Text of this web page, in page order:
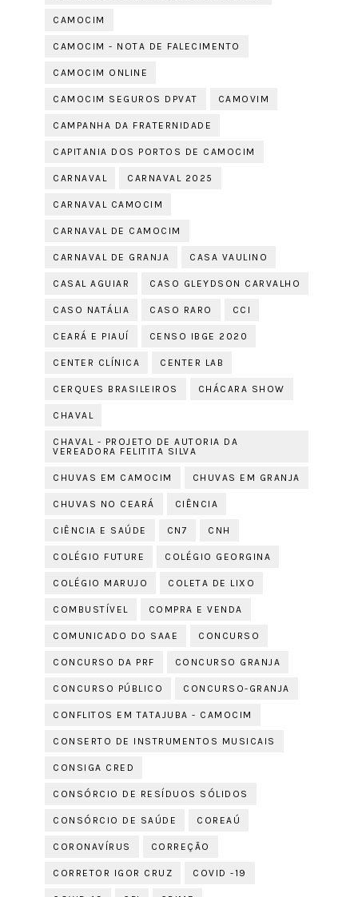
CAMOCIM
CAMOCIM - NOTA DE FALECIMENTO
CAMOCIM ONLINE
CAMOCIM SEGUROS DPVAT CAMOVIM
CAMPANHA DA FRATERNIDADE
CAPITANIA DOS PORTOS DE CAMOCIM
CARNAVAL CARNAVAL 2025
CARNAVAL CAMOCIM
CARNAVAL DE CAMOCIM
CARNAVAL DE GRANJA CASA VAULINO
CASAL AGUIAR CASO GLEYDSON CARVALHO
CASO NATÁLIA CASO RARO CCI
CEARÁ E PIAUÍ CENSO IBGE 2020
CENTER CLÍNICA CENTER LAB
CERQUES BRASILEIROS CHÁCARA SHOW
CHAVAL
CHAVAL - PROJETO DE AUTORIA DA
VEREADORA FELITITA SILVA
CHUVAS EM CAMOCIM CHUVAS EM GRANJA
CHUVAS NO CEARÁ CIÊNCIA
CIÊNCIA E SAÚDE CN7 CNH
COLÉGIO FUTURE COLÉGIO GEORGINA
COLÉGIO MARUJO COLETA DE LIXO
COMBUSTÍVEL COMPRA E VENDA
COMUNICADO DO SAAE CONCURSO
CONCURSO DA PRF CONCURSO GRANJA
CONCURSO PÚBLICO CONCURSO-GRANJA
CONFLITOS EM TATAJUBA - CAMOCIM
CONSERTO DE INSTRUMENTOS MUSICAIS
CONSIGA CRED
CONSÓRCIO DE RESÍDUOS SÓLIDOS
CONSÓRCIO DE SAÚDE COREAÚ
CORONAVÍRUS CORREÇÃO
CORRETOR IGOR CRUZ COVID -19